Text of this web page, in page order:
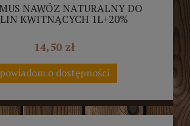
NAWÓZ NATURALNY DO
KWITNĄCYCH 1L+20%
14,50 zł
powiadom o dostępności